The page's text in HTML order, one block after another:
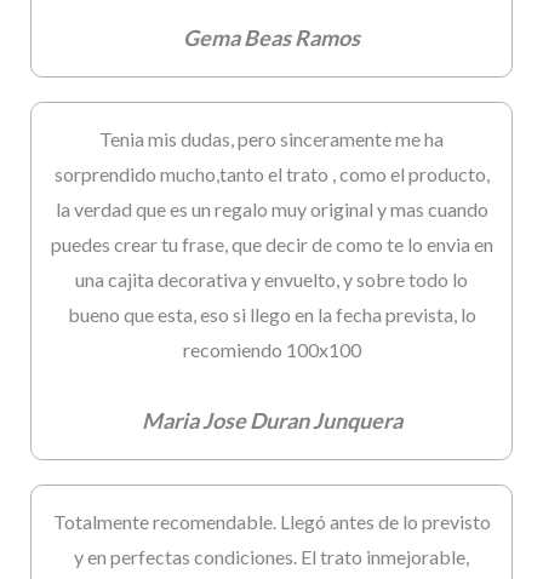
Gema Beas Ramos
Tenia mis dudas, pero sinceramente me ha
sorprendido mucho,tanto el trato , como el producto,
la verdad que es un regalo muy original y mas cuando
puedes crear tu frase, que decir de como te lo envia en
una cajita decorativa y envuelto, y sobre todo lo
bueno que esta, eso si llego en la fecha prevista, lo
recomiendo 100x100
Maria Jose Duran Junquera
Totalmente recomendable. Llegó antes de lo previsto
y en perfectas condiciones. El trato inmejorable,